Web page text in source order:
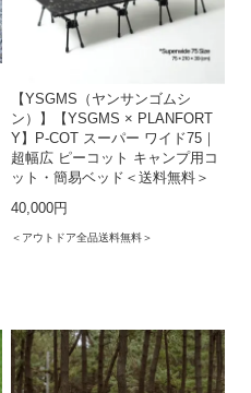
【YSGMS（ヤンサンゴムシ
ン）】【YSGMS × PLANFORT
Y】P-COT スーパー ワイド75｜
超幅広 ピーコット キャンプ用コ
ット・簡易ベッド＜送料無料＞
40,000円
＜アウトドア全品送料無料＞